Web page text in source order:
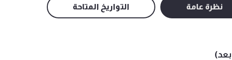
نظرة عامة التواريخ المتاحة